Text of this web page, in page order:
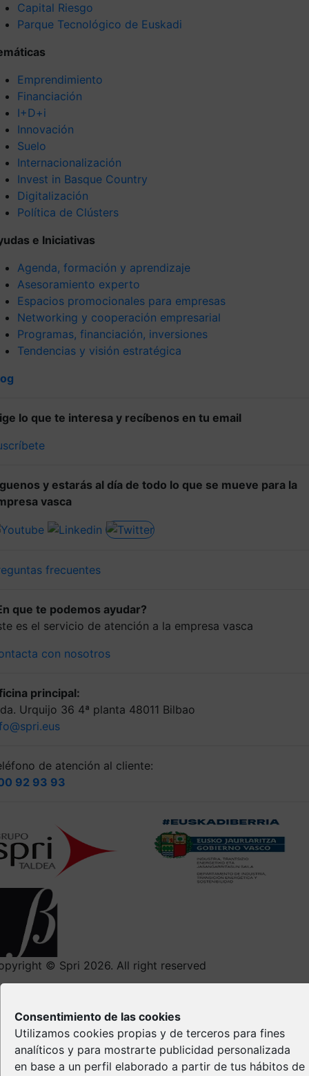
Consentimiento de las cookies
Utilizamos cookies propias y de terceros para fines
analíticos y para mostrarte publicidad personalizada
en base a un perfil elaborado a partir de tus hábitos de
Capital Riesgo
Parque Tecnológico de Euskadi
Emprendimiento
Financiación
I+D+i
Innovación
Suelo
Internacionalización
Invest in Basque Country
Digitalización
Política de Clústers
e Iniciativas
Agenda, formación y aprendizaje
Asesoramiento experto
Espacios promocionales para empresas
Networking y cooperación empresarial
Programas, financiación, inversiones
Tendencias y visión estratégica
lo que te interesa y recíbenos en tu email
y estarás al día de todo lo que se mueve para la
vasca
frecuentes
que te podemos ayudar?
es el servicio de atención a la empresa vasca
con nosotros
principal:
Urquijo 36 4ª planta 48011 Bilbao
de atención al cliente:
92 93 93
© Spri 2026. All right reserved
Política de privacidad
Política de Cookies
Propiedad Intelectual